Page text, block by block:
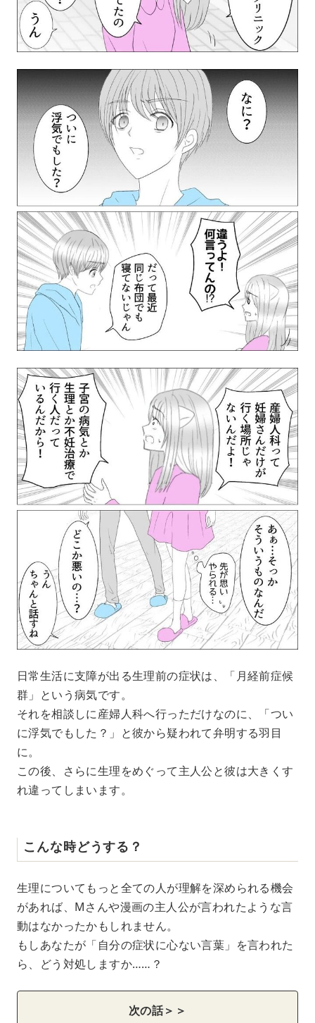
日常生活に支障が出る生理前の症状は、「月経前症候
群」という病気です。
それを相談しに産婦人科へ行っただけなのに、「つい
に浮気でもした？」と彼から疑われて弁明する羽目
に。
この後、さらに生理をめぐって主人公と彼は大きくす
れ違ってしまいます。
こんな時どうする？
生理についてもっと全ての人が理解を深められる機会
があれば、Mさんや漫画の主人公が言われたような言
動はなかったかもしれません。
もしあなたが「自分の症状に心ない言葉」を言われた
ら、どう対処しますか……？
次の話＞＞